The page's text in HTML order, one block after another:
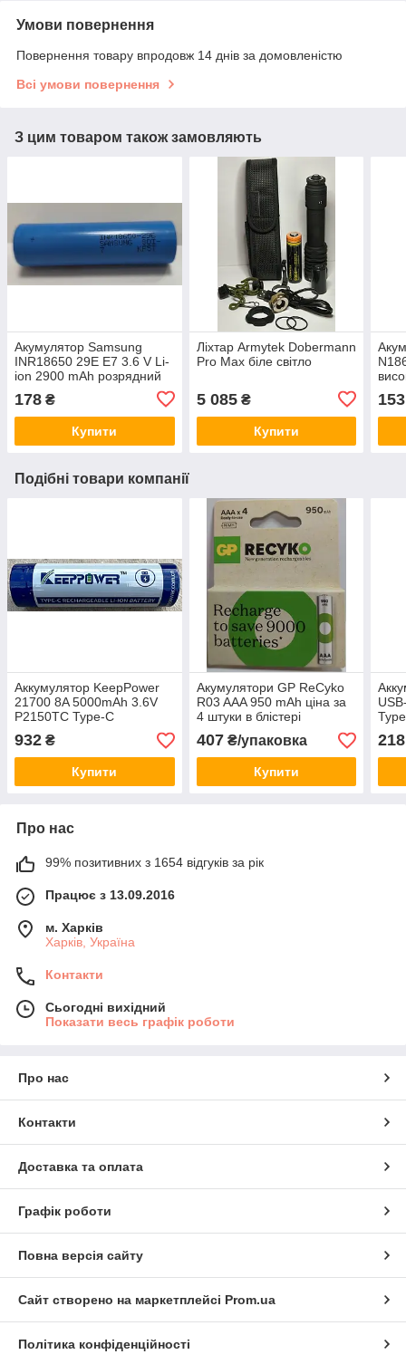
Умови повернення
Повернення товару впродовж 14 днів за домовленістю
Всі умови повернення
З цим товаром також замовляють
Акумулятор Samsung
INR18650 29E E7 3.6 V Li-
ion 2900 mAh розрядний
178 ₴
Купити
Ліхтар Armytek Dobermann
Pro Max біле світло
5 085₴
Купити
153
Подібні товари компанії
Аккумулятор KeepPower
21700 8A 5000mAh 3.6V
P2150TC Type-C
932 ₴
Купити
Акумулятори GP ReCyko
R03 AAA 950 mAh ціна за
4 штуки в блістері
407₴/упаковка
Купити
218
Про нас
99% позитивних з 1654 відгуків за рік
Працює з 13.09.2016
м. Харків
Харків, Україна
Контакти
Сьогодні вихідний
Показати весь графік роботи
Про нас
Контакти
Доставка та оплата
Графік роботи
Повна версія сайту
Сайт створено на маркетплейсі Prom.ua
Політика конфіденційності